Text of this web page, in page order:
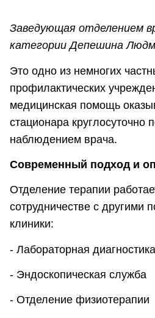
Заведующая отделением
категории Депешина
Это одно из немногих
профилактических
медицинская помощь
стационара круглосуточно
наблюдением врача.
Современный подход и
Отделение терапии
сотрудничестве с другими
клиники:
- Лабораторная диагностика
- Эндоскопическая служба
- Отделение физиотерапии